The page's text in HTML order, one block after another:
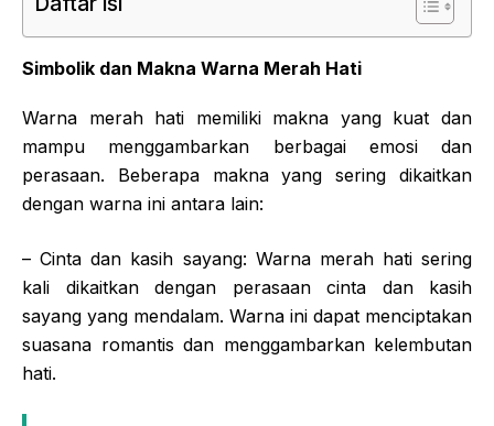
Simbolik dan Makna Warna Merah Hati
Warna merah hati memiliki makna yang kuat dan
mampu menggambarkan berbagai emosi dan
perasaan. Beberapa makna yang sering dikaitkan
dengan warna ini antara lain:
– Cinta dan kasih sayang: Warna merah hati sering
kali dikaitkan dengan perasaan cinta dan kasih
sayang yang mendalam. Warna ini dapat menciptakan
suasana romantis dan menggambarkan kelembutan
hati.